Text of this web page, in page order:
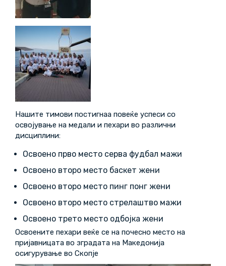
Нашите тимови постигнаа повеќе успеси со
освојување на медали и пехари во различни
дисциплини:
Освоено прво место серва фудбал мажи
Освоено второ место баскет жени
Освоено второ место пинг понг жени
Освоено второ место стрелаштво мажи
Освоено трето место одбојка жени
Освоените пехари веќе се на почесно место на
пријавницата во зградата на Македонија
осигурување во Скопје